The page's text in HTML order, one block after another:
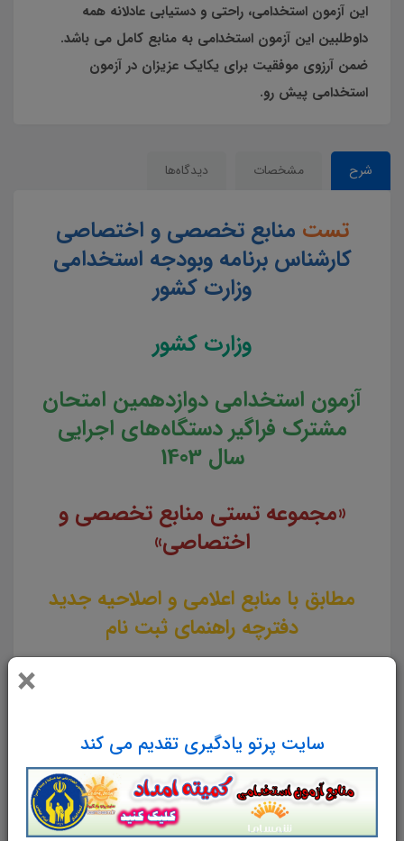
×
سایت پرتو یادگیری تقدیم می کند
این آزمون استخدامی، راحتی و دستیابی عادلانه همه
داوطلبین این آزمون استخدامی به منابع کامل می باشد.
ضمن آرزوی موفقیت برای یکایک عزیزان در آزمون
استخدامی پیش رو.
شرح مشخصات دیدگاه‌ها
تست منابع تخصصی و اختصاصی
کارشناس برنامه وبودجه استخدامی
وزارت کشور
وزارت کشور
آزمون استخدامی دوازدهمین امتحان
مشترک فراگیر دستگاه‌های اجرایی
سال 1403
«مجموعه تستی منابع تخصصی و
اختصاصی»
مطابق با منابع اعلامی و اصلاحیه جدید
دفترچه راهنمای ثبت نام
لینک دانلود
تست منابع عمومی دوازدهمین